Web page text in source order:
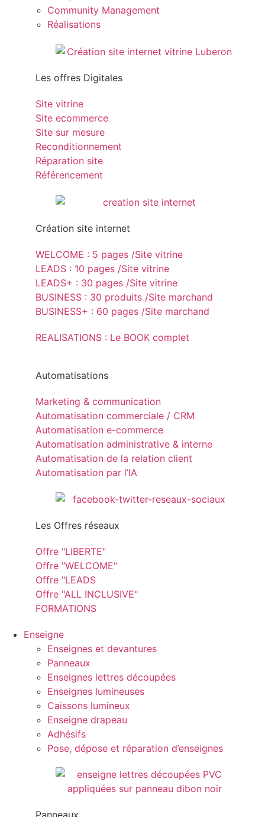
Community Management
Réalisations
Les offres Digitales
Site vitrine
Site ecommerce
Site sur mesure
Reconditionnement
Réparation site
Référencement
Création site internet
WELCOME : 5 pages /Site vitrine
LEADS : 10 pages /Site vitrine
LEADS+ : 30 pages /Site vitrine
BUSINESS : 30 produits /Site marchand
BUSINESS+ : 60 pages /Site marchand
REALISATIONS : Le BOOK complet
Automatisations
Marketing & communication
Automatisation commerciale / CRM
Automatisation e-commerce
Automatisation administrative & interne
Automatisation de la relation client
Automatisation par l’IA
Les Offres réseaux
Offre "LIBERTE"
Offre "WELCOME"
Offre "LEADS
Offre "ALL INCLUSIVE"
FORMATIONS
Enseigne
Enseignes et devantures
Panneaux
Enseignes lettres découpées
Enseignes lumineuses
Caissons lumineux
Enseigne drapeau
Adhésifs
Pose, dépose et réparation d’enseignes